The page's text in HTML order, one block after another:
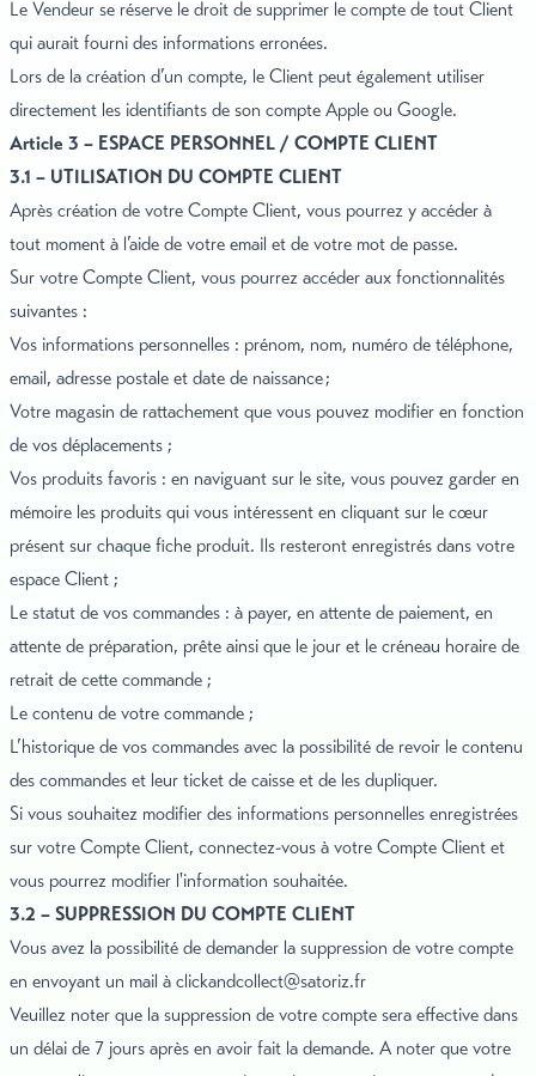
Le Vendeur se réserve le droit de supprimer le compte de tout Client
qui aurait fourni des informations erronées.
Lors de la création d’un compte, le Client peut également utiliser
directement les identifiants de son compte Apple ou Google.
Article 3 – ESPACE PERSONNEL / COMPTE CLIENT
3.1 – UTILISATION DU COMPTE CLIENT
Après création de votre Compte Client, vous pourrez y accéder à
tout moment à l’aide de votre email et de votre mot de passe.
Sur votre Compte Client, vous pourrez accéder aux fonctionnalités
suivantes :
Vos informations personnelles : prénom, nom, numéro de téléphone,
email, adresse postale et date de naissance ;
Votre magasin de rattachement que vous pouvez modifier en fonction
de vos déplacements ;
Vos produits favoris : en naviguant sur le site, vous pouvez garder en
mémoire les produits qui vous intéressent en cliquant sur le cœur
présent sur chaque fiche produit. Ils resteront enregistrés dans votre
espace Client ;
Le statut de vos commandes : à payer, en attente de paiement, en
attente de préparation, prête ainsi que le jour et le créneau horaire de
retrait de cette commande ;
Le contenu de votre commande ;
L’historique de vos commandes avec la possibilité de revoir le contenu
des commandes et leur ticket de caisse et de les dupliquer.
Si vous souhaitez modifier des informations personnelles enregistrées
sur votre Compte Client, connectez-vous à votre Compte Client et
vous pourrez modifier l'information souhaitée.
3.2 – SUPPRESSION DU COMPTE CLIENT
Vous avez la possibilité de demander la suppression de votre compte
en envoyant un mail à clickandcollect@satoriz.fr
Veuillez noter que la suppression de votre compte sera effective dans
un délai de 7 jours après en avoir fait la demande. A noter que votre